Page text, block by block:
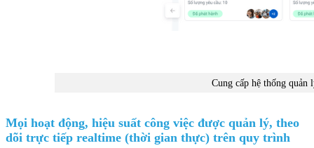
Cung cấp hệ thống quản
Mọi hoạt động, hiệu suất công việc được quản lý, theo
dõi trực tiếp realtime (thời gian thực) trên quy trình